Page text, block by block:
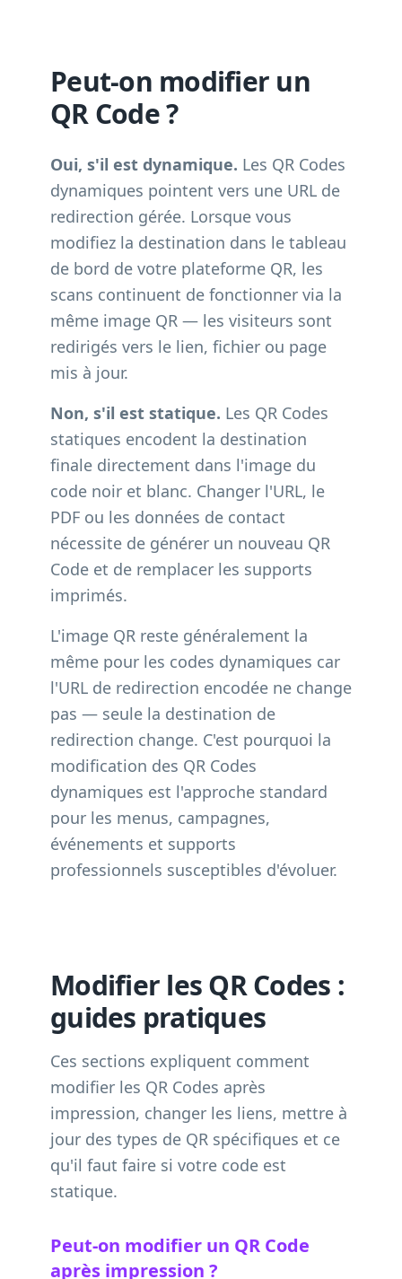
Peut-on modifier un
QR Code ?
Oui, s'il est dynamique. Les QR Codes
dynamiques pointent vers une URL de
redirection gérée. Lorsque vous
modifiez la destination dans le tableau
de bord de votre plateforme QR, les
scans continuent de fonctionner via la
même image QR — les visiteurs sont
redirigés vers le lien, fichier ou page
mis à jour.
Non, s'il est statique. Les QR Codes
statiques encodent la destination
finale directement dans l'image du
code noir et blanc. Changer l'URL, le
PDF ou les données de contact
nécessite de générer un nouveau QR
Code et de remplacer les supports
imprimés.
L'image QR reste généralement la
même pour les codes dynamiques car
l'URL de redirection encodée ne change
pas — seule la destination de
redirection change. C'est pourquoi la
modification des QR Codes
dynamiques est l'approche standard
pour les menus, campagnes,
événements et supports
professionnels susceptibles d'évoluer.
Modifier les QR Codes :
guides pratiques
Ces sections expliquent comment
modifier les QR Codes après
impression, changer les liens, mettre à
jour des types de QR spécifiques et ce
qu'il faut faire si votre code est
statique.
Peut-on modifier un QR Code
après impression ?